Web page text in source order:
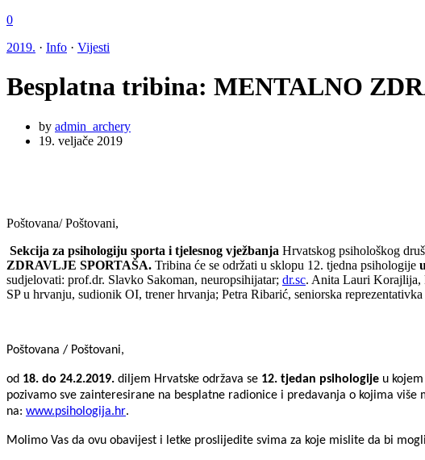
0
2019. · Info · Vijesti
Besplatna tribina: MENTALNO
by admin_archery
19. veljače 2019
Poštovana/ Poštovani,
Sekcija za psihologiju sporta i tjelesnog vježbanja Hrvatskog psihološkog
ZDRAVLJE SPORTAŠA. Tribina će se održati u sklopu 12. tjedna psihologije
sudjelovati: prof.dr. Slavko Sakoman, neuropsihijatar; dr.sc. Anita Lauri Korajlija,
SP u hrvanju, sudionik OI, trener hrvanja; Petra Ribarić, seniorska
Poštovana / Poštovani,
od 18. do 24.2.2019. diljem Hrvatske održava se 12. tjedan psihologije u
pozivamo sve zainteresirane na besplatne radionice i predavanja o kojima
na: www.psihologija.hr.
Molimo Vas da ovu obavijest i letke proslijedite svima za koje mislite da bi